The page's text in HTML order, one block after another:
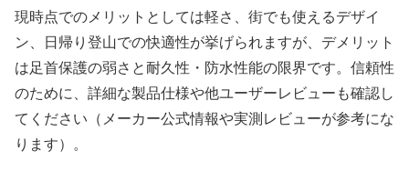
現時点でのメリットとしては軽さ、街でも使えるデザイ
ン、日帰り登山での快適性が挙げられますが、デメリット
は足首保護の弱さと耐久性・防水性能の限界です。信頼性
のために、詳細な製品仕様や他ユーザーレビューも確認し
てください（メーカー公式情報や実測レビューが参考にな
ります）。